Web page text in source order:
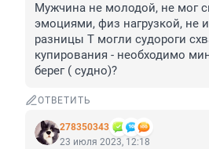
Мужчина не молодой, не мог
эмоциями, физ нагрузкой, не
разницы T могли судороги
купирования - необходимо
берег ( судно)?
ОТВЕТИТЬ
278350343
23 июля 2023, 12:18